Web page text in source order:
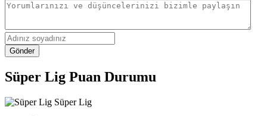
Gönder
Süper Lig Puan Durumu
Süper Lig